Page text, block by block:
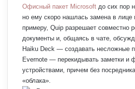
Офисный пакет Microsoft до сих пор
но ему скоро нашлась замена в лице
примеру, Quip разрешает совместно
документы и, общаясь в чате,
Haiku Deck — создавать несложные
Evernote — перекидывать заметки и
устройствами, причем без
«облака».